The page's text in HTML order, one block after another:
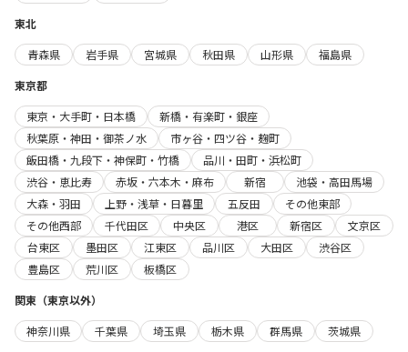
東北
青森県
岩手県 宮城県 秋田県 山形県
福島県
東京都
東京・大手町・日本橋
新橋・有楽町・銀座
秋葉原・神田・御茶ノ水
市ヶ谷・四ツ谷・麹町
飯田橋・九段下・神保町・竹橋
品川・田町・浜松町
渋谷・恵比寿
赤坂・六本木・麻布 新宿
池袋・高田馬場
大森・羽田
上野・浅草・日暮里 五反田
その他東部
その他西部
千代田区 中央区 港区 新宿区
文京区
台東区
墨田区 江東区 品川区 大田区
渋谷区
豊島区
荒川区
板橋区
関東（東京以外）
神奈川県
千葉県 埼玉県 栃木県 群馬県
茨城県